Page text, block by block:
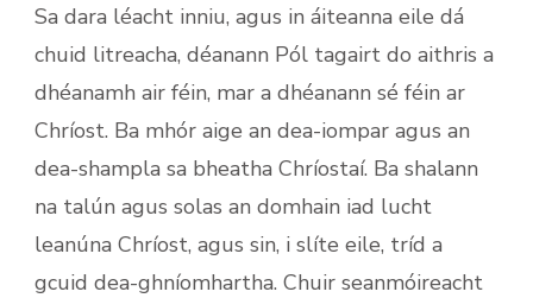
Sa dara léacht inniu, agus in áiteanna eile dá
chuid litreacha, déanann Pól tagairt do aithris a
dhéanamh air féin, mar a dhéanann sé féin ar
Chríost. Ba mhór aige an dea-iompar agus an
dea-shampla sa bheatha Chríostaí. Ba shalann
na talún agus solas an domhain iad lucht
leanúna Chríost, agus sin, i slíte eile, tríd a
gcuid dea-ghníomhartha. Chuir seanmóireacht